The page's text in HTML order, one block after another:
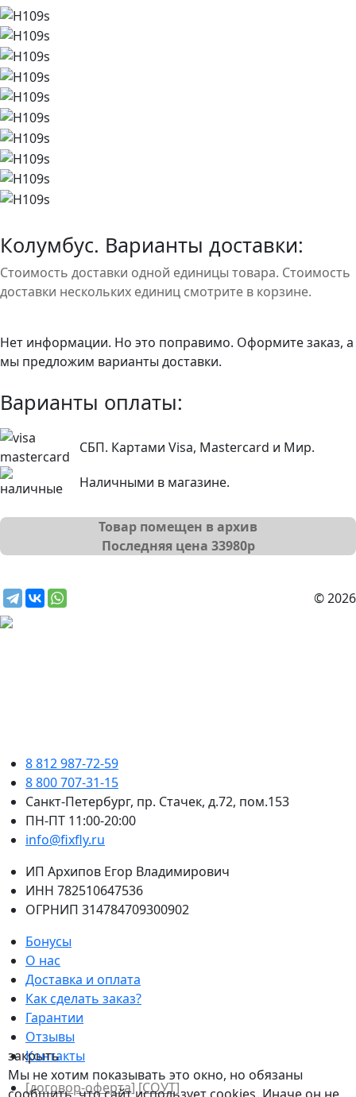
закрыть
Мы не хотим показывать это окно, но обязаны
Колумбус. Варианты доставки:
Стоимость доставки одной единицы товара. Стоимость
доставки нескольких единиц смотрите в корзине.
Нет информации. Но это поправимо. Оформите заказ, а
мы предложим варианты доставки.
Варианты оплаты:
СБП. Картами Visa, Mastercard и Мир.
Наличными в магазине.
Товар помещен в архив
Последняя цена 33980р
© 2026
8 812 987-72-59
8 800 707-31-15
Санкт-Петербург, пр. Стачек, д.72, пом.153
ПН-ПТ 11:00-20:00
info@fixfly.ru
ИП Архипов Егор Владимирович
ИНН 782510647536
ОГРНИП 314784709300902
Бонусы
О нас
Доставка и оплата
Как сделать заказ?
Гарантии
Отзывы
Контакты
[договор-оферта] [СОУТ]